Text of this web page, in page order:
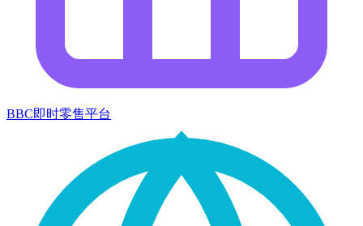
BBC即时零售平台